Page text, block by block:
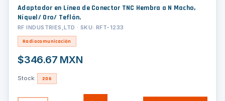
Adaptador en Línea de Conector TNC Hembra a N Macho,
Níquel/ Oro/ Teflón.
RF INDUSTRIES,LTD · SKU: RFT-1233
Radiocomunicación
$346.67 MXN
Stock: 206